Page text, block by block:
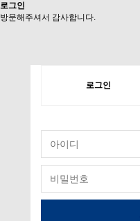
로그인
방문해주셔서 감사합니다.
로그인